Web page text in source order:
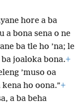
hore a ba
a bona sena o ne
ba tle ho ’na; le
joaloka bona.+
’muso oa
ho oona.”+
a ba beha